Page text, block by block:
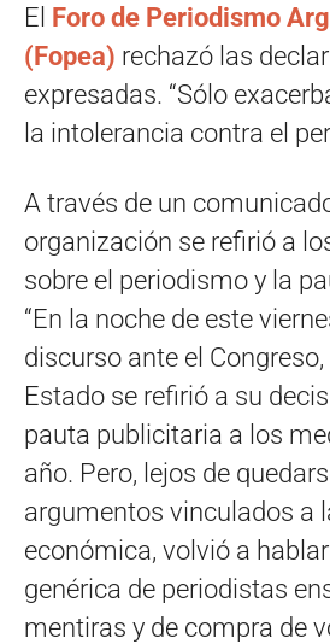
El Foro de Periodismo
(Fopea) rechazó las
expresadas. “Sólo
la intolerancia contra el
A través de un
organización se refirió a
sobre el periodismo y la
“En la noche de este
discurso ante el Congreso,
Estado se refirió a su
pauta publicitaria a los
año. Pero, lejos de
argumentos vinculados a
económica, volvió a
genérica de periodistas
mentiras y de compra de